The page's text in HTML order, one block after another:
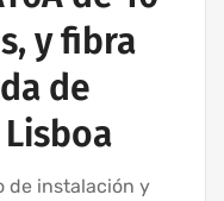
y fibra
de
de instalación y